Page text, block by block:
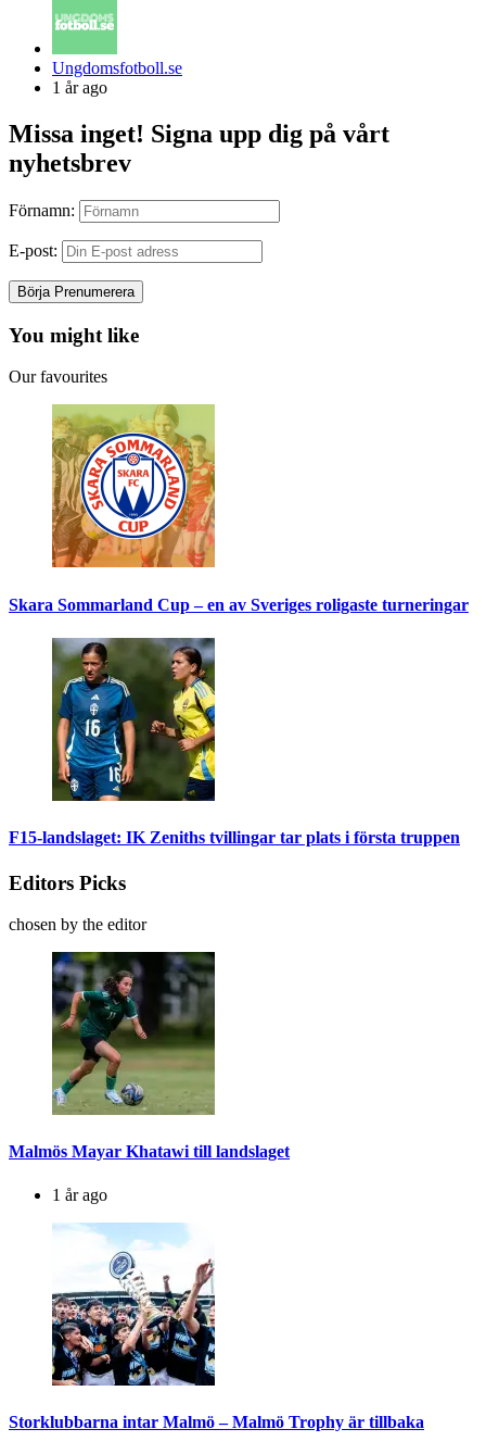
Posted
by
Ungdomsfotboll.se
1 år ago
Missa inget! Signa upp dig på vårt
nyhetsbrev
Förnamn:
E-post:
You might like
Our favourites
Skara Sommarland Cup – en av Sveriges roligaste turneringar
F15-landslaget: IK Zeniths tvillingar tar plats i första truppen
Editors Picks
chosen by the editor
Malmös Mayar Khatawi till landslaget
1 år ago
Storklubbarna intar Malmö – Malmö Trophy är tillbaka